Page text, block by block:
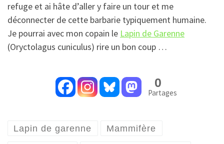
refuge et ai hâte d’aller y faire un tour et me
déconnecter de cette barbarie typiquement humaine.
Je pourrai avec mon copain le Lapin de Garenne
(Oryctolagus cuniculus) rire un bon coup …
0
Partages
Lapin de garenne Mammifère